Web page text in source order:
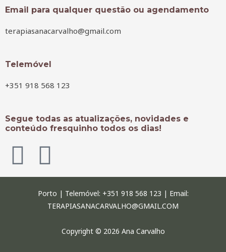
Email para qualquer questão ou agendamento
terapiasanacarvalho@gmail.com
Telemóvel
+351 918 568 123
Segue todas as atualizações, novidades e
conteúdo fresquinho todos os dias!
F
a
I
n
s
Porto | Telemóvel: +351 918 568 123 | Email:
TERAPIASANACARVALHO@GMAIL.COM
Copyright © 2026 Ana Carvalho